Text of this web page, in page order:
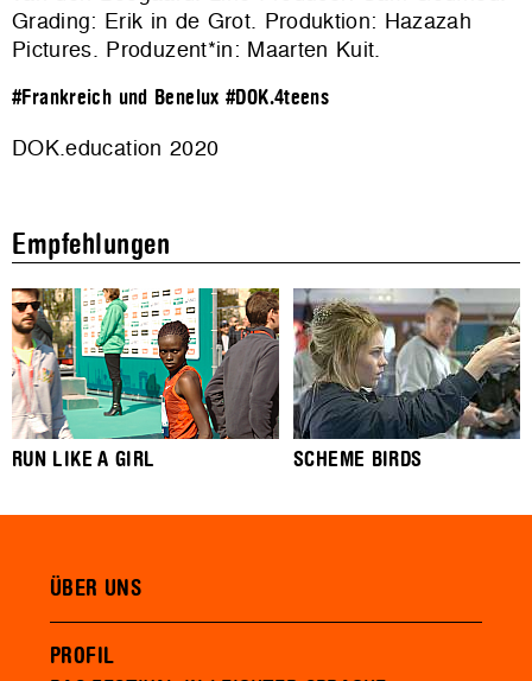
Grading: Erik in de Grot. Produktion: Hazazah
Pictures. Produzent*in: Maarten Kuit.
#Frankreich und Benelux #DOK.4teens
DOK.education 2020
Empfehlungen
RUN LIKE A GIRL SCHEME BIRDS
ÜBER UNS
PROFIL